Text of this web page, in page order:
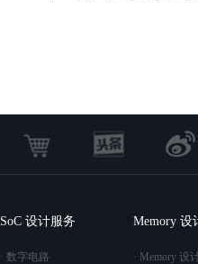
SoC 设计服务
· 数字电路
Memory 设
· Memory 设